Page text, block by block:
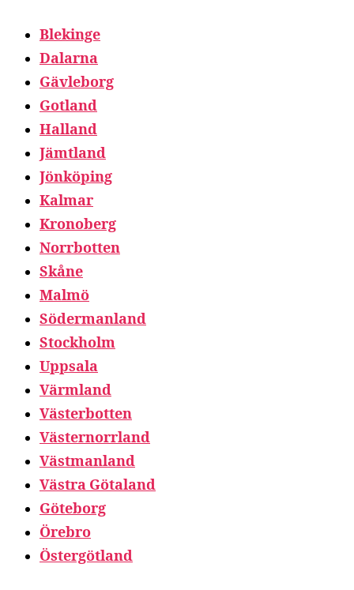
Blekinge
Dalarna
Gävleborg
Gotland
Halland
Jämtland
Jönköping
Kalmar
Kronoberg
Norrbotten
Skåne
Malmö
Södermanland
Stockholm
Uppsala
Värmland
Västerbotten
Västernorrland
Västmanland
Västra Götaland
Göteborg
Örebro
Östergötland